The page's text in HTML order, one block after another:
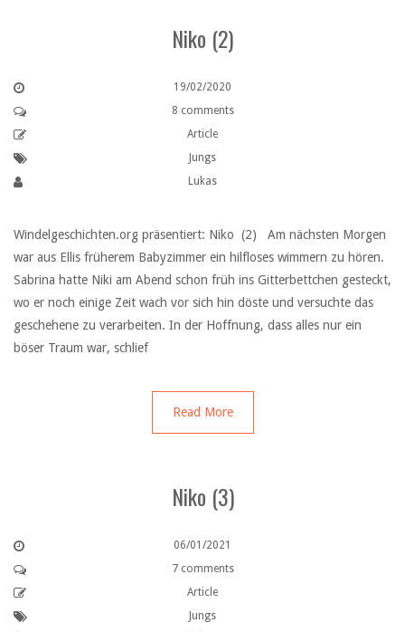
Niko (2)
19/02/2020
8 comments
Article
Jungs
Lukas
Windelgeschichten.org präsentiert: Niko (2) Am nächsten Morgen
war aus Ellis früherem Babyzimmer ein hilfloses wimmern zu hören.
Sabrina hatte Niki am Abend schon früh ins Gitterbettchen gesteckt,
wo er noch einige Zeit wach vor sich hin döste und versuchte das
geschehene zu verarbeiten. In der Hoffnung, dass alles nur ein
böser Traum war, schlief
Read More
Niko (3)
06/01/2021
7 comments
Article
Jungs